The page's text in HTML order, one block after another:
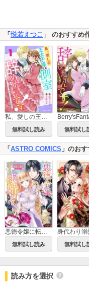
「悦若えつこ 」 のおすすめ
私、愛しの王太子様の側室辞めたいんです！
無料試し読み 無料試し
「ASTRO COMICS 」のお
悪徳令嬢に転生したのに、まさかの求婚!?～手のひら返しの求婚はお断りします！～
無料試し読み 無料試し
読み方を選択